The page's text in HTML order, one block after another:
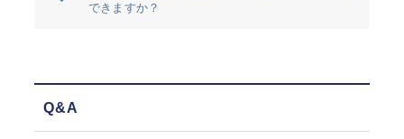
できますか？
Q&A